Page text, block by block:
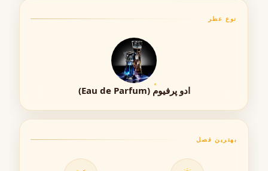
لطیف اما محسوس اطراف شما ایجاد می‌کند که در محیط‌های
رسمی و اجتماعی کاملاً تأثیرگذار خواهد بود.
• پاییز: همراه با گرمای ملایم نت‌های پایه
• روزهای معتدل سال
نوع عطر
ادو پرفیوم (Eau de Parfum)
بهترین فصل